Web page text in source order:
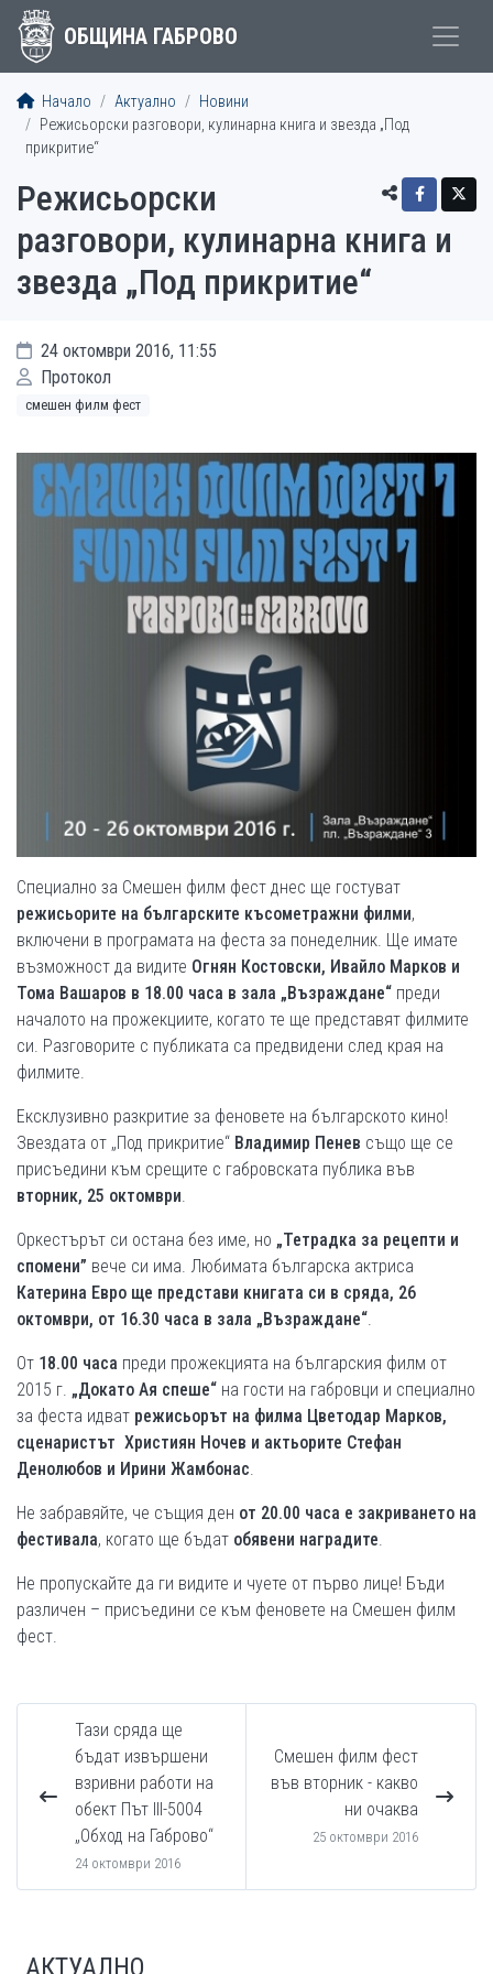
ОБЩИНА ГАБРОВО
Начало Актуално
Новини
Режисьорски разговори, кулинарна книга и звезда „Под
прикритие“
Режисьорски
разговори, кулинарна книга и
звезда „Под прикритие“
24 октомври 2016, 11:55
Протокол
смешен филм фест
Специално за Смешен филм фест днес ще гостуват
режисьорите на българските късометражни филми,
включени в програмата на феста за понеделник. Ще имате
възможност да видите Огнян Костовски, Ивайло Марков и
Тома Вашаров в 18.00 часа в зала „Възраждане“ преди
началото на прожекциите, когато те ще представят филмите
си. Разговорите с публиката са предвидени след края на
филмите.
Ексклузивно разкритие за феновете на българското кино!
Звездата от „Под прикритие“ Владимир Пенев също ще се
присъедини към срещите с габровската публика във
вторник, 25 октомври.
Оркестърът си остана без име, но „Тетрадка за рецепти и
спомени” вече си има. Любимата българска актриса
Катерина Евро ще представи книгата си в сряда, 26
октомври, от 16.30 часа в зала „Възраждане“.
От 18.00 часа преди прожекцията на българския филм от
2015 г. „Докато Ая спеше“ на гости на габровци и специално
за феста идват режисьорът на филма Цветодар Марков,
сценаристът Християн Ночев и актьорите Стефан
Денолюбов и Ирини Жамбонас.
Не забравяйте, че същия ден от 20.00 часа е закриването на
фестивала, когато ще бъдат обявени наградите.
Не пропускайте да ги видите и чуете от първо лице! Бъди
различен – присъедини се към феновете на Смешен филм
фест.
Тази сряда ще
бъдат извършени
взривни работи на
обект Път III-5004
„Обход на Габрово“
24 октомври 2016
Смешен филм фест
във вторник - какво
ни очаква
25 октомври 2016